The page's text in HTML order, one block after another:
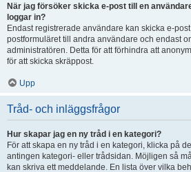
När jag försöker skicka e-post till en
loggar in?
Endast registrerade användare kan skicka e-
postformuläret till andra användare och endast
administratören. Detta för att förhindra att
för att skicka skräppost.
Upp
Tråd- och inläggsfrågor
Hur skapar jag en ny tråd i en kategori?
För att skapa en ny tråd i en kategori, klicka på
antingen kategori- eller trådsidan. Möjligen så
kan skriva ett meddelande. En lista över vilka